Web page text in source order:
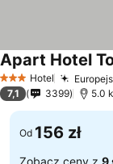
3 Kategoria
Hotel
Apart Hotel
7,1 3399 5.0
Od 156 zł
Zobacz ceny z 9